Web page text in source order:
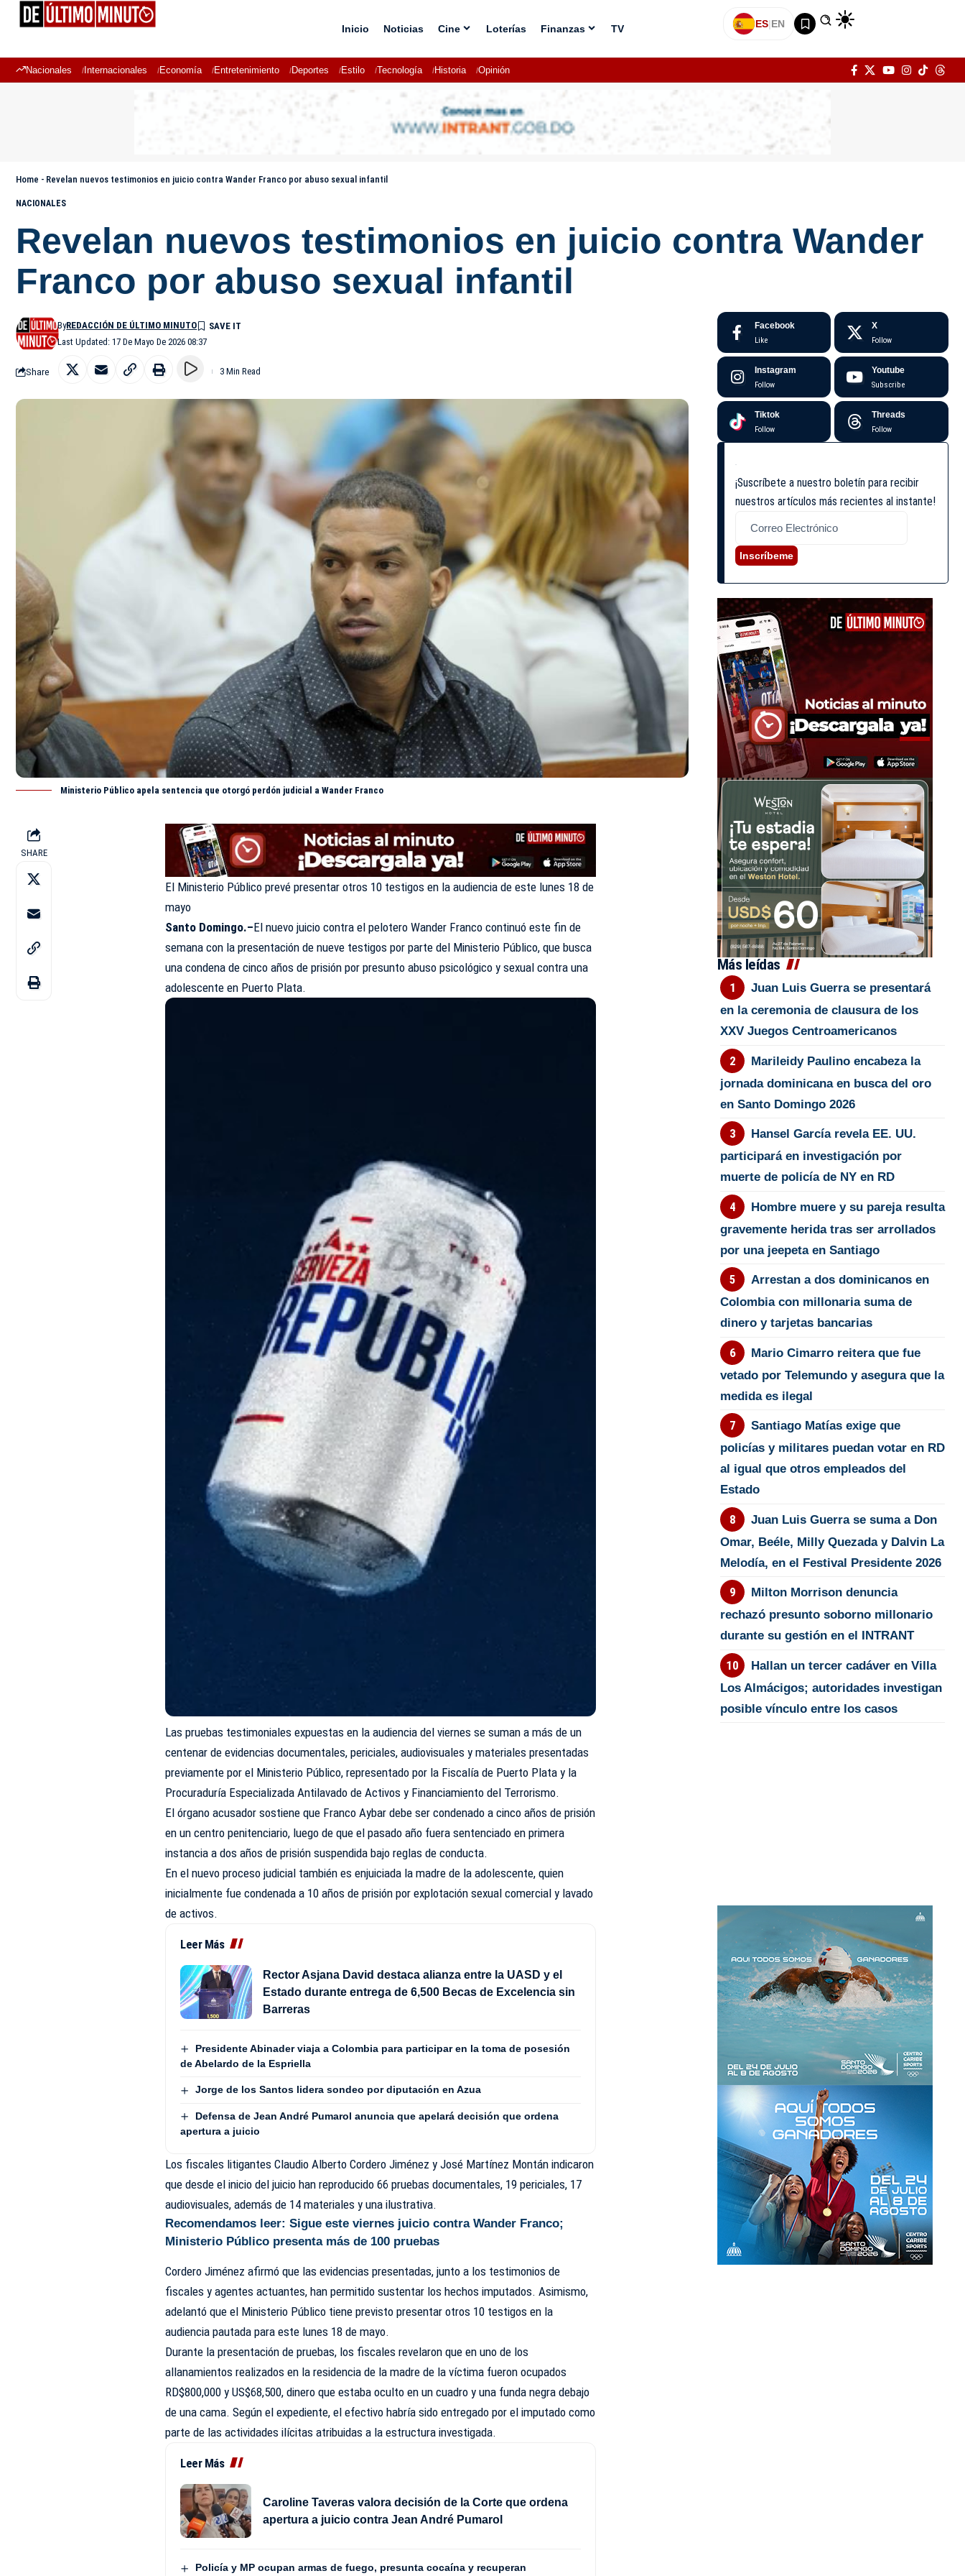
Inicio Noticias Cine Loterías Finanzas TV ES|EN
Nacionales Internacionales Economía Entretenimiento Deportes Estilo Tecnología Historia Opinión
Home - Revelan nuevos testimonios en juicio contra Wander Franco por abuso sexual infantil
NACIONALES
Revelan nuevos testimonios en juicio contra Wander
Franco por abuso sexual infantil
Last Updated: 17 De Mayo De 2026 08:37
ByREDACCIÓN DE ÚLTIMO MINUTO
Share 3 Min Read
Ministerio Público apela sentencia que otorgó perdón judicial a Wander Franco
SHARE
El Ministerio Público prevé presentar otros 10 testigos en la audiencia de este lunes 18 de
mayo
Santo Domingo.–El nuevo juicio contra el pelotero Wander Franco continuó este fin de
semana con la presentación de nueve testigos por parte del Ministerio Público, que busca
una condena de cinco años de prisión por presunto abuso psicológico y sexual contra una
adolescente en Puerto Plata.
Las pruebas testimoniales expuestas en la audiencia del viernes se suman a más de un
centenar de evidencias documentales, periciales, audiovisuales y materiales presentadas
previamente por el Ministerio Público, representado por la Fiscalía de Puerto Plata y la
Procuraduría Especializada Antilavado de Activos y Financiamiento del Terrorismo.
El órgano acusador sostiene que Franco Aybar debe ser condenado a cinco años de prisión
en un centro penitenciario, luego de que el pasado año fuera sentenciado en primera
instancia a dos años de prisión suspendida bajo reglas de conducta.
En el nuevo proceso judicial también es enjuiciada la madre de la adolescente, quien
inicialmente fue condenada a 10 años de prisión por explotación sexual comercial y lavado
de activos.
Leer Más
Rector Asjana David destaca alianza entre la UASD y el
Estado durante entrega de 6,500 Becas de Excelencia sin
Barreras
Presidente Abinader viaja a Colombia para participar en la toma de posesión
de Abelardo de la Espriella
Jorge de los Santos lidera sondeo por diputación en Azua
Defensa de Jean André Pumarol anuncia que apelará decisión que ordena
apertura a juicio
Los fiscales litigantes Claudio Alberto Cordero Jiménez y José Martínez Montán indicaron
que desde el inicio del juicio han reproducido 66 pruebas documentales, 19 periciales, 17
audiovisuales, además de 14 materiales y una ilustrativa.
Recomendamos leer:Sigue este viernes juicio contra Wander Franco;
Ministerio Público presenta más de 100 pruebas
Cordero Jiménez afirmó que las evidencias presentadas, junto a los testimonios de
fiscales y agentes actuantes, han permitido sustentar los hechos imputados. Asimismo,
adelantó que el Ministerio Público tiene previsto presentar otros 10 testigos en la
audiencia pautada para este lunes 18 de mayo.
Durante la presentación de pruebas, los fiscales revelaron que en uno de los
allanamientos realizados en la residencia de la madre de la víctima fueron ocupados
RD$800,000 y US$68,500, dinero que estaba oculto en un cuadro y una funda negra debajo
de una cama. Según el expediente, el efectivo habría sido entregado por el imputado como
parte de las actividades ilícitas atribuidas a la estructura investigada.
Leer Más
Caroline Taveras valora decisión de la Corte que ordena
apertura a juicio contra Jean André Pumarol
Policía y MP ocupan armas de fuego, presunta cocaína y recuperan
Facebook
Like
X
Follow
Instagram
Follow
Youtube
Subscribe
Tiktok
Follow
Threads
Follow
¡Suscríbete a nuestro boletín para recibir
nuestros artículos más recientes al instante!
Inscríbeme
Más leídas
Juan Luis Guerra se presentará
en la ceremonia de clausura de los
XXV Juegos Centroamericanos
Marileidy Paulino encabeza la
jornada dominicana en busca del oro
en Santo Domingo 2026
Hansel García revela EE. UU.
participará en investigación por
muerte de policía de NY en RD
Hombre muere y su pareja resulta
gravemente herida tras ser arrollados
por una jeepeta en Santiago
Arrestan a dos dominicanos en
Colombia con millonaria suma de
dinero y tarjetas bancarias
Mario Cimarro reitera que fue
vetado por Telemundo y asegura que la
medida es ilegal
Santiago Matías exige que
policías y militares puedan votar en RD
al igual que otros empleados del
Estado
Juan Luis Guerra se suma a Don
Omar, Beéle, Milly Quezada y Dalvin La
Melodía, en el Festival Presidente 2026
Milton Morrison denuncia
rechazó presunto soborno millonario
durante su gestión en el INTRANT
Hallan un tercer cadáver en Villa
Los Almácigos; autoridades investigan
posible vínculo entre los casos